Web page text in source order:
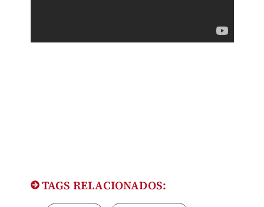
TAGS RELACIONADOS: